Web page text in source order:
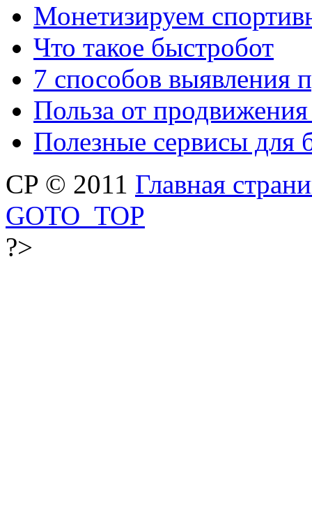
Монетизируем
Что такое быстробот
7 способов выявления
Польза от
Полезные сервисы для
CP © 2011 Главная
GOTO_TOP
?>